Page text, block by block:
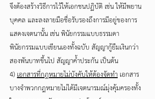
จึงต้องสร้างวิธีการไว้ให้เอกชนปฏิบัติ เช่น ให้มีพยาน
บุคคล และลงลายมือชื่อรับรองถึงการมีอยู่ของการ
แสดงเจตนานั้น เช่น พินัยกรรมแบบธรรมดา
พินัยกรรมแบบเขียนเองทั้งฉบับ สัญญากู้ยืมเงินกว่า
สองพันบาทขึ้นไป สัญญาค้ำประกัน เป็นต้น
4)เอกสารที่กฎหมายไม่บังคับให้ต้องจัดทำเอกสาร
บางจำพวกกฎหมายไม่ได้มีเจตนารมณ์มุ่งคุ้มครองทั้ง